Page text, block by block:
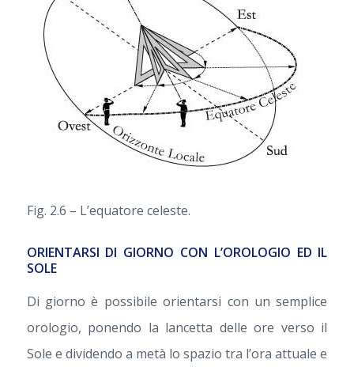
Fig. 2.6 – L’equatore celeste.
ORIENTARSI DI GIORNO CON L’OROLOGIO ED IL
SOLE
Di giorno è possibile orientarsi con un semplice
orologio, ponendo la lancetta delle ore verso il
Sole e dividendo a metà lo spazio tra l’ora attuale e